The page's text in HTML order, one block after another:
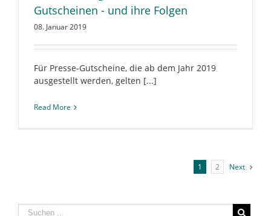
Gutscheinen - und ihre Folgen
08. Januar 2019
Für Presse-Gutscheine, die ab dem Jahr 2019
ausgestellt werden, gelten [...]
Read More
1 2 Next